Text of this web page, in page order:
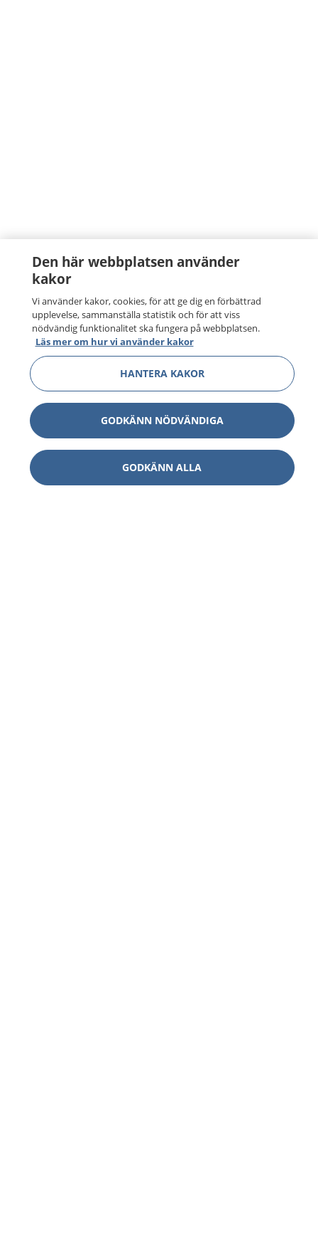
Den här webbplatsen använder
kakor
Vi använder kakor, cookies, för att ge dig en förbättrad
upplevelse, sammanställa statistik och för att viss
nödvändig funktionalitet ska fungera på webbplatsen.
Läs mer om hur vi använder kakor
HANTERA KAKOR
GODKÄNN NÖDVÄNDIGA
GODKÄNN ALLA